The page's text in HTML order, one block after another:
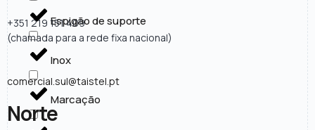
Espigão de suporte
Inox
Marcação
+351 219 151 409
(chamada para a rede fixa nacional)
comercial.sul@taistel.pt
Norte